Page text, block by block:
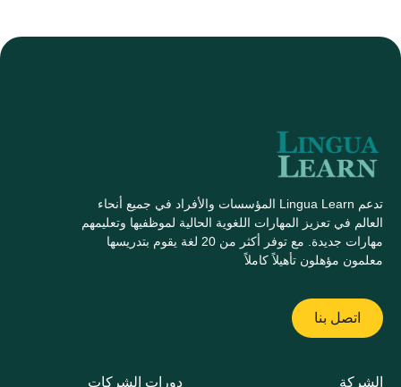
تدعم Lingua Learn المؤسسات والأفراد في جميع أنحاء
العالم في تعزيز المهارات اللغوية الحالية لموظفيها وتعليمهم
مهارات جديدة. مع توفر أكثر من 20 لغة يقوم بتدريسها
معلمون مؤهلون تأهيلاً كاملاً
اتصل بنا
الشركة دورات الشركات